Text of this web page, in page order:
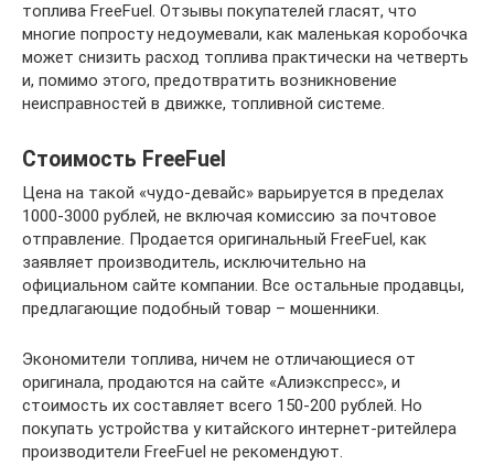
топлива FreeFuel. Отзывы покупателей гласят, что
многие попросту недоумевали, как маленькая коробочка
может снизить расход топлива практически на четверть
и, помимо этого, предотвратить возникновение
неисправностей в движке, топливной системе.
Стоимость FreeFuel
Цена на такой «чудо-девайс» варьируется в пределах
1000-3000 рублей, не включая комиссию за почтовое
отправление. Продается оригинальный FreeFuel, как
заявляет производитель, исключительно на
официальном сайте компании. Все остальные продавцы,
предлагающие подобный товар – мошенники.
Экономители топлива, ничем не отличающиеся от
оригинала, продаются на сайте «Алиэкспресс», и
стоимость их составляет всего 150-200 рублей. Но
покупать устройства у китайского интернет-ритейлера
производители FreeFuel не рекомендуют.